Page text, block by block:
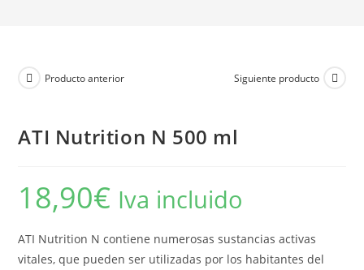
Producto anterior Siguiente producto
ATI Nutrition N 500 ml
18,90€ Iva incluido
ATI Nutrition N contiene numerosas sustancias activas
vitales, que pueden ser utilizadas por los habitantes del